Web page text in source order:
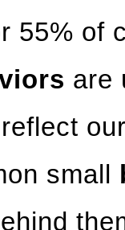
55% of
are
small